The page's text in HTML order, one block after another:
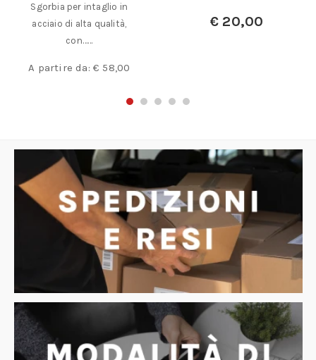
Sgorbia per intaglio in
acciaio di alta qualità,
con……
A partire da: € 58,00
€ 20,00